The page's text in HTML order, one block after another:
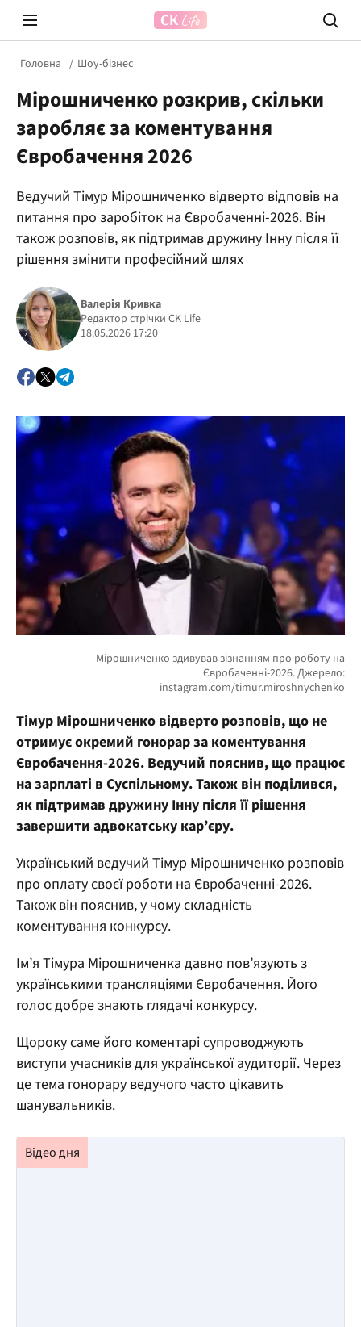
Prosecco Time
Головна Шоу-бізнес
Мірошниченко розкрив, скільки
заробляє за коментування
Євробачення 2026
Ведучий Тімур Мірошниченко відверто відповів на
питання про заробіток на Євробаченні-2026. Він
також розповів, як підтримав дружину Інну після її
рішення змінити професійний шлях
Валерія Кривка
Редактор стрічки CK Life
18.05.2026 17:20
Тімур Мірошниченко відверто розповів, що не
отримує окремий гонорар за коментування
Євробачення-2026. Ведучий пояснив, що працює
на зарплаті в Суспільному. Також він поділився,
як підтримав дружину Інну після її рішення
завершити адвокатську кар’єру.
Український ведучий Тімур Мірошниченко розповів
про оплату своєї роботи на Євробаченні-2026.
Також він пояснив, у чому складність
коментування конкурсу.
Ім’я Тімура Мірошниченка давно пов’язують з
українськими трансляціями Євробачення. Його
голос добре знають глядачі конкурсу.
Щороку саме його коментарі супроводжують
виступи учасників для української аудиторії. Через
це тема гонорару ведучого часто цікавить
шанувальників.